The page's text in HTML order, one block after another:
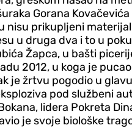
Gorana
nisu prikupljeni
u druga dva i to u
Žapca, u bašti
2012, u koga je
je žrtvu pogodio u
pod službeni
lidera Pokreta
je svoje biološke